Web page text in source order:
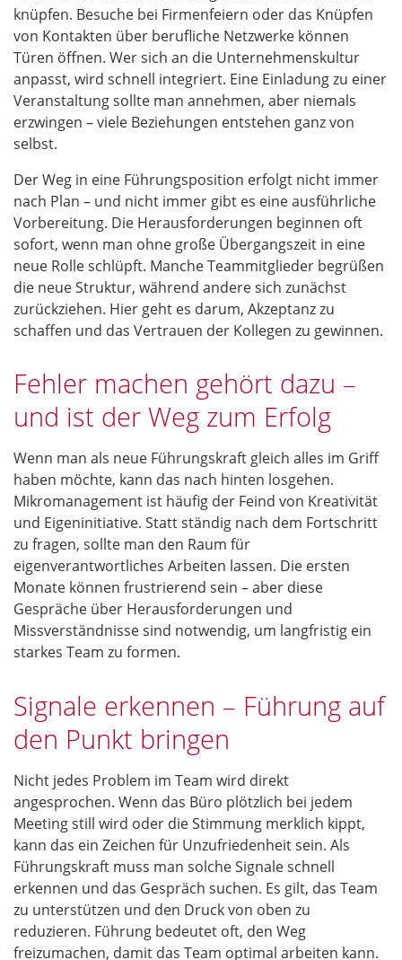
knüpfen. Besuche bei Firmenfeiern oder das Knüpfen
von Kontakten über berufliche Netzwerke können
Türen öffnen. Wer sich an die Unternehmenskultur
anpasst, wird schnell integriert. Eine Einladung zu einer
Veranstaltung sollte man annehmen, aber niemals
erzwingen – viele Beziehungen entstehen ganz von
selbst.
Der Weg in eine Führungsposition erfolgt nicht immer
nach Plan – und nicht immer gibt es eine ausführliche
Vorbereitung. Die Herausforderungen beginnen oft
sofort, wenn man ohne große Übergangszeit in eine
neue Rolle schlüpft. Manche Teammitglieder begrüßen
die neue Struktur, während andere sich zunächst
zurückziehen. Hier geht es darum, Akzeptanz zu
schaffen und das Vertrauen der Kollegen zu gewinnen.
Fehler machen gehört dazu –
und ist der Weg zum Erfolg
Wenn man als neue Führungskraft gleich alles im Griff
haben möchte, kann das nach hinten losgehen.
Mikromanagement ist häufig der Feind von Kreativität
und Eigeninitiative. Statt ständig nach dem Fortschritt
zu fragen, sollte man den Raum für
eigenverantwortliches Arbeiten lassen. Die ersten
Monate können frustrierend sein – aber diese
Gespräche über Herausforderungen und
Missverständnisse sind notwendig, um langfristig ein
starkes Team zu formen.
Signale erkennen – Führung auf
den Punkt bringen
Nicht jedes Problem im Team wird direkt
angesprochen. Wenn das Büro plötzlich bei jedem
Meeting still wird oder die Stimmung merklich kippt,
kann das ein Zeichen für Unzufriedenheit sein. Als
Führungskraft muss man solche Signale schnell
erkennen und das Gespräch suchen. Es gilt, das Team
zu unterstützen und den Druck von oben zu
reduzieren. Führung bedeutet oft, den Weg
freizumachen, damit das Team optimal arbeiten kann.